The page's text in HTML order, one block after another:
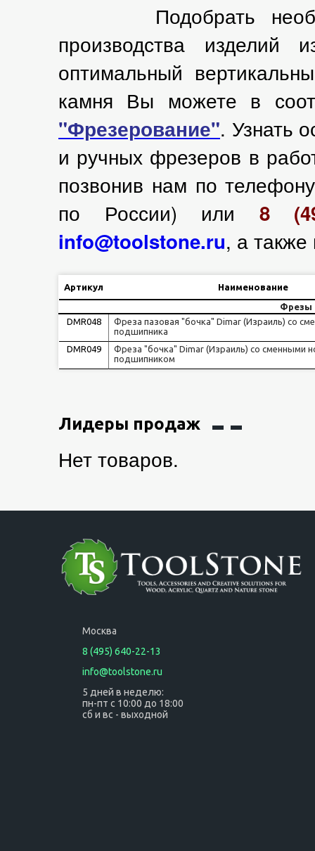
Подобрать
производства изделий
оптимальный
камня Вы можете в
"Фрезерование". Узнать
и ручных фрезеров в
позвонив нам по
по России) или 8
info@toolstone.ru, а
Артикул
Наименование
Фрезы
DMR048
Фреза пазовая "бочка" Dimar (Израиль) со
подшипника
DMR049
Фреза "бочка" Dimar (Израиль) со сменными
подшипником
Лидеры продаж
Нет товаров.
Москва
8 (495) 640-22-13
info@toolstone.ru
5 дней в неделю:
пн-пт с 10:00 до 18:00
сб и вс - выходной